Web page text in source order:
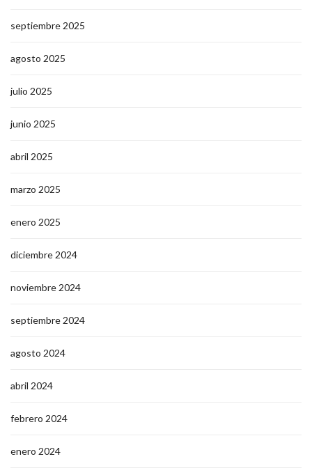
septiembre 2025
agosto 2025
julio 2025
junio 2025
abril 2025
marzo 2025
enero 2025
diciembre 2024
noviembre 2024
septiembre 2024
agosto 2024
abril 2024
febrero 2024
enero 2024